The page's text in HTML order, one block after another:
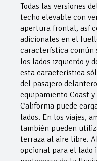
Todas las versiones
techo elevable con
apertura frontal, así
adicionales en el
característica común
los lados izquierdo y
esta característica
del pasajero
equipamiento Coast
California puede
lados. En los viajes,
también pueden
terraza al aire libre.
opcional para el lado